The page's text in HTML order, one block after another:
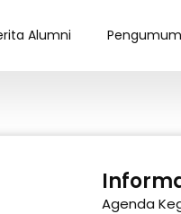
Alumni
Agenda